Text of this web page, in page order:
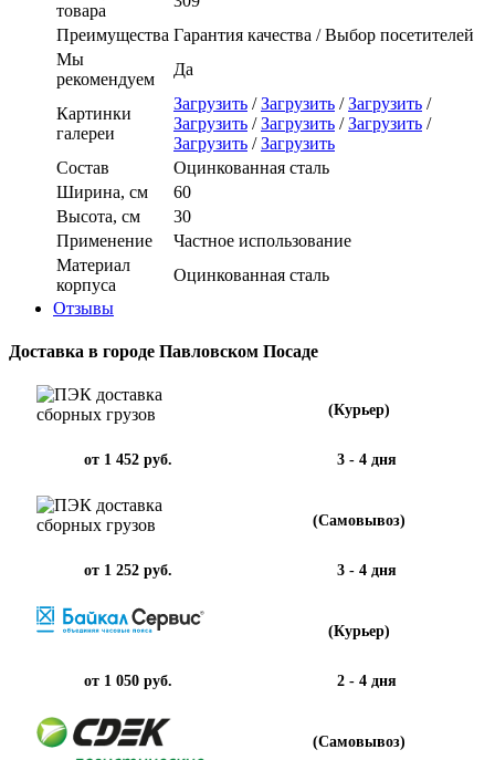
товара
Преимущества Гарантия качества / Выбор посетителей
Мы
рекомендуем
Да
Картинки
галереи
Загрузить /Загрузить /Загрузить /
Загрузить /Загрузить /Загрузить /
Загрузить /Загрузить
Состав
Оцинкованная сталь
Ширина, см
60
Высота, см
30
Применение
Частное использование
Материал
корпуса
Оцинкованная сталь
Отзывы
Доставка в городе Павловском Посаде
(Курьер)
от 1 452 руб. 3 - 4 дня
(Самовывоз)
от 1 252 руб. 3 - 4 дня
(Курьер)
от 1 050 руб. 2 - 4 дня
(Самовывоз)